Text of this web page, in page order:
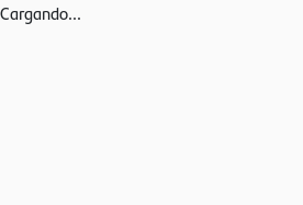
Cargando...